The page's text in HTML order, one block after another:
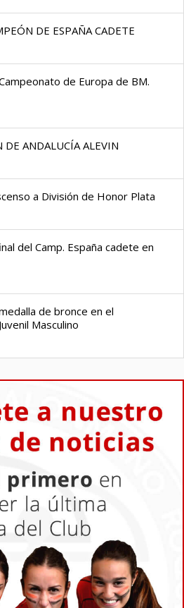
DE ESPAÑA CADETE
de Europa de BM.
ANDALUCÍA ALEVIN
a División de Honor Plata
del Camp. España cadete en
de bronce en el
Masculino